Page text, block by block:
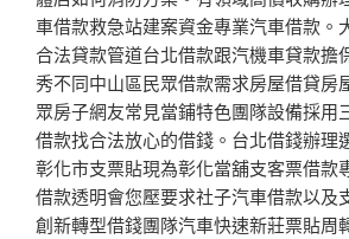
車借款救急站建案資金專業汽車借款。
合法貸款管道台北借款跟汽機車貸款擔
秀不同中山區民眾借款需求房屋借貸房
眾房子網友常見當鋪特色團隊設備採用
借款找合法放心的借錢。台北借錢辦理
彰化市支票貼現為彰化當舖支客票借款
借款透明會您壓要求社子汽車借款以及
創新轉型借錢團隊汽車快速新莊票貼周